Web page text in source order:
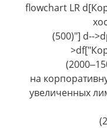
flowchart LR
(500)"] d--
на
увеличенных